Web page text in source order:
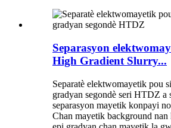
Separasyon
High Gradient Slurry...
Separatè elektwomayetik pou
gradyan segondè seri HTDZ a
separasyon mayetik konpayi
Chan mayetik background